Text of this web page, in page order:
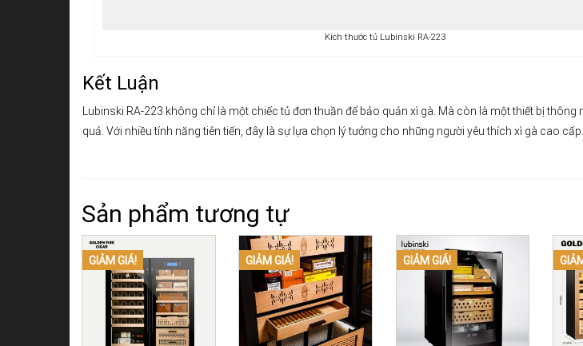
Kích thước tủ Lubinski RA-223
Kết Luận
Lubinski RA-223 không chỉ là một chiếc tủ đơn thuần để bảo quản xì gà. Mà còn là một thiết bị thông
quả. Với nhiều tính năng tiên tiến, đây là sự lựa chọn lý tưởng cho những người yêu thích xì gà cao cấp.
Sản phẩm tương tự
GIẢM GIÁ! GIẢM GIÁ! GIẢM GIÁ!